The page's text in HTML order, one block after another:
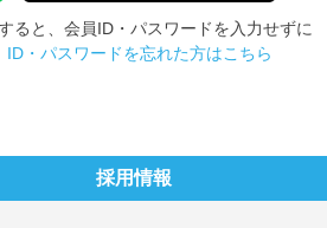
ると、会員ID・パスワードを入力せずに
ID・パスワードを忘れた方はこちら
採用情報